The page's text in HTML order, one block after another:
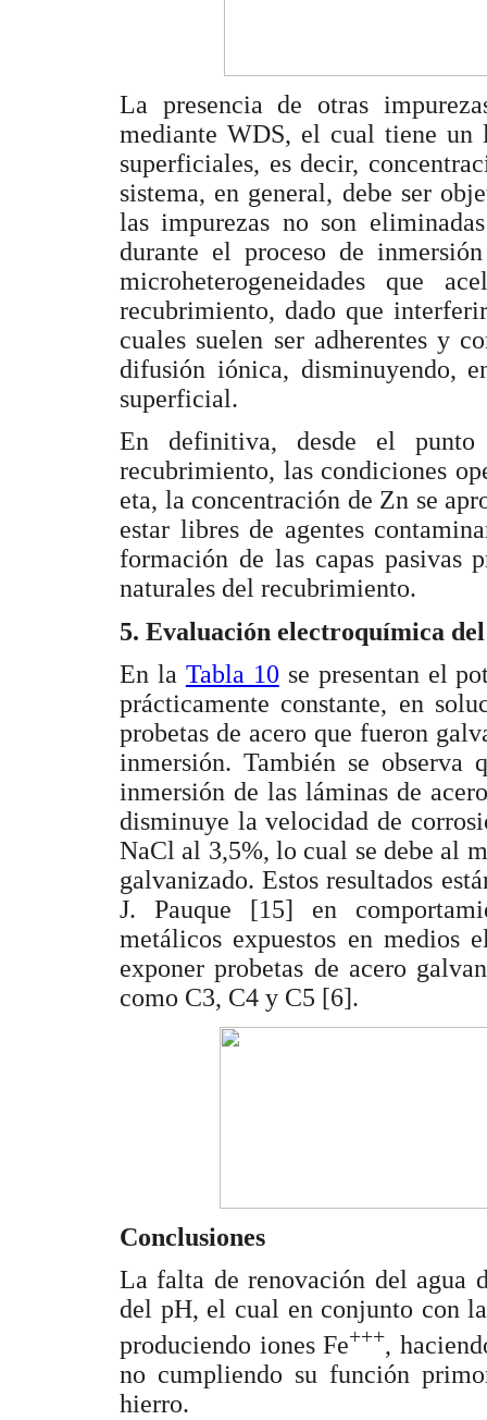
La presencia de otras
mediante WDS, el cual tiene
superficiales, es decir,
sistema, en general, debe ser
las impurezas no son
durante el proceso de
microheterogeneidades que
recubrimiento, dado que
cuales suelen ser adherentes y
difusión iónica, disminuyendo,
superficial.
En definitiva, desde el
recubrimiento, las condiciones
eta, la concentración de Zn se
estar libres de agentes
formación de las capas pasivas
naturales del recubrimiento.
5. Evaluación electroquímica
En la Tabla 10 se presentan el
prácticamente constante, en
probetas de acero que fueron
inmersión. También se observa
inmersión de las láminas de
disminuye la velocidad de
NaCl al 3,5%, lo cual se debe al
galvanizado. Estos resultados
J. Pauque [15] en
metálicos expuestos en
exponer probetas de acero
como C3, C4 y C5 [6].
Conclusiones
La falta de renovación del agua
del pH, el cual en conjunto con
produciendo iones Fe+++,
no cumpliendo su función
hierro.